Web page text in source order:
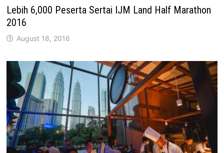
Lebih 6,000 Peserta Sertai IJM Land Half Marathon
2016
August 18, 2016